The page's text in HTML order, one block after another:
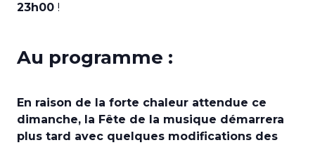
23h00 !
Au programme :
En raison de la forte chaleur attendue ce
dimanche, la Fête de la musique démarrera
plus tard avec quelques modifications des